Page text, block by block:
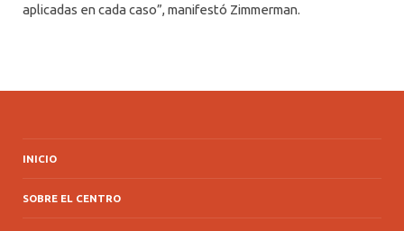
aplicadas en cada caso”, manifestó Zimmerman.
INICIO
SOBRE EL CENTRO